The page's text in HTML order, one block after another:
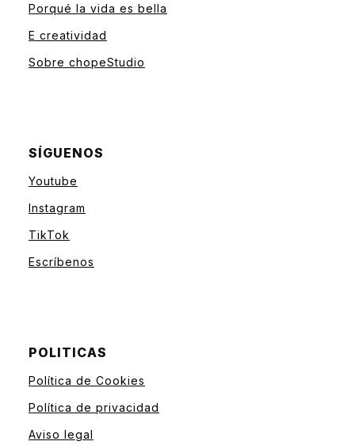
Porqué la vida es bella
E creatividad
Sobre chopeStudio
SÍGUENOS
Youtube
Instagram
TikTok
Escríbenos
POLITICAS
Política de Cookies
Política de privacidad
Aviso legal